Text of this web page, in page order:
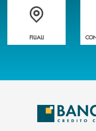
Trova la filiale&nbsp; più
FILIALI